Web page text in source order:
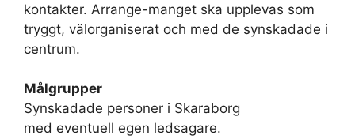
kontakter. Arrange-manget ska upplevas som
tryggt, välorganiserat och med de synskadade i
centrum.
Målgrupper
Synskadade personer i Skaraborg
med eventuell egen ledsagare.